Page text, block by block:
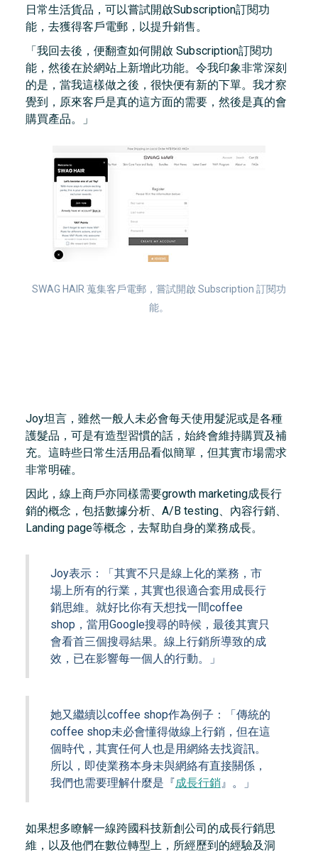
日常生活貨品，可以嘗試開啟Subscription訂閱功
能，去獲得客戶電郵，以提升銷售。
「我回去後，便翻查如何開啟 Subscription訂閱功
能，然後在於網站上新增此功能。令我印象非常深刻
的是，當我這樣做之後，很快便有新的下單。我才察
覺到，原來客戶是真的這方面的需要，然後是真的會
購買產品。」
SWAG HAIR 蒐集客戶電郵，嘗試開啟 Subscription 訂閱功
能。
Joy坦言，雖然一般人未必會每天使用髮泥或是各種
護髮品，可是有造型習慣的話，始終會維持購買及補
充。這時些日常生活用品看似簡單，但其實市場需求
非常明確。
因此，線上商戶亦同樣需要growth marketing成長行
銷的概念，包括數據分析、A/B testing、內容行銷、
Landing page等概念，去幫助自身的業務成長。
Joy表示：「其實不只是線上化的業務，市
場上所有的行業，其實也很適合套用成長行
銷思維。就好比你有天想找一間coffee
shop，當用Google搜尋的時候，最後其實只
會看首三個搜尋結果。線上行銷所導致的成
效，已在影響每一個人的行動。」
她又繼續以coffee shop作為例子：「傳統的
coffee shop未必會懂得做線上行銷，但在這
個時代，其實任何人也是用網絡去找資訊。
所以，即使業務本身未與網絡有直接關係，
我們也需要理解什麼是『成長行銷』。」
如果想多瞭解一線跨國科技新創公司的成長行銷思
維，以及他們在數位轉型上，所經歷到的經驗及洞